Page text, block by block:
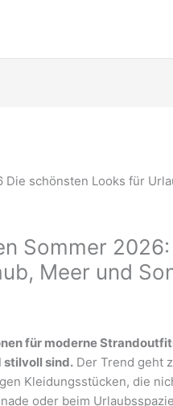
Sommer 2026:
Meer und
für moderne
stilvoll sind. Der Trend geht
Kleidungsstücken, die
oder beim